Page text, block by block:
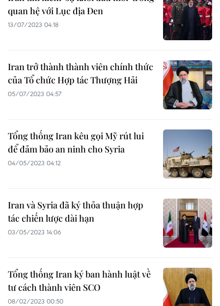
quan hệ với Lục địa Đen
13/07/2023 04:18
Iran trở thành thành viên chính thức
của Tổ chức Hợp tác Thượng Hải
05/07/2023 04:57
Tổng thống Iran kêu gọi Mỹ rút lui
để đảm bảo an ninh cho Syria
04/05/2023 04:12
Iran và Syria đã ký thỏa thuận hợp
tác chiến lược dài hạn
03/05/2023 14:06
Tổng thống Iran ký ban hành luật về
tư cách thành viên SCO
08/02/2023 00:50